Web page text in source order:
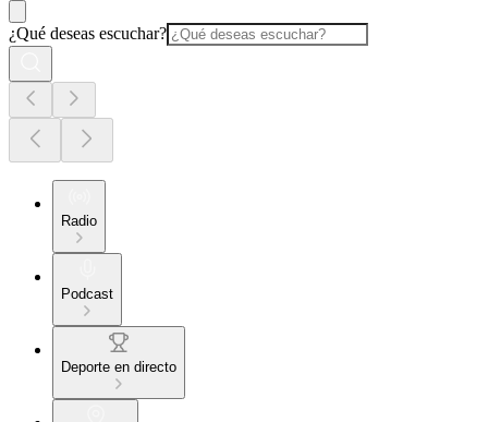
¿Qué deseas escuchar?
Radio
Podcast
Deporte en directo